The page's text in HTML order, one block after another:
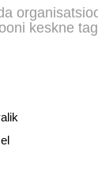
keskne